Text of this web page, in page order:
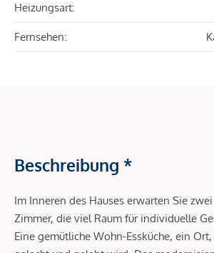
Heizungsart:
Fernsehen:
Beschreibung *
Im Inneren des Hauses erwarten Sie
Zimmer, die viel Raum für individuelle
Eine gemütliche Wohn-Essküche, ein